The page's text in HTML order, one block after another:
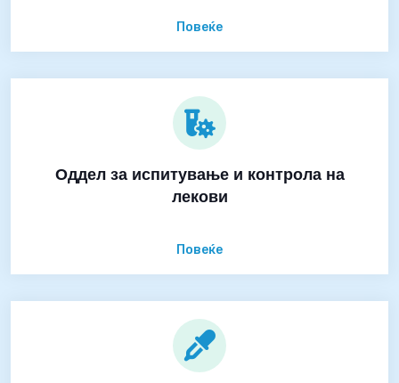
Повеќе
Оддел за испитување и контрола на
лекови
Повеќе